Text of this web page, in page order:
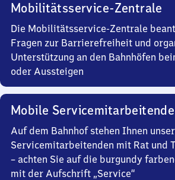
Mobilitätsservice-Zentrale
Die Mobilitätsservice-Zentrale
Fragen zur Barrierefreiheit und
Unterstützung an den Bahnhöfen
oder Aussteigen
Mobile Servicemitarbeitende
Auf dem Bahnhof stehen Ihnen
Servicemitarbeitenden mit Rat und
– achten Sie auf die burgundy
mit der Aufschrift „Service“